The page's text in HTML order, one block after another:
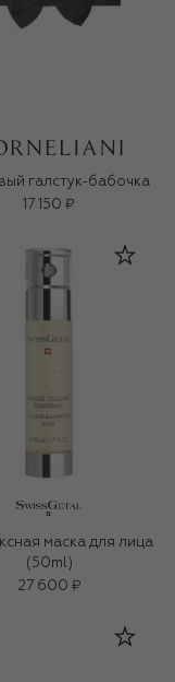
галстук-бабочка
17 150 ₽
маска для лица
(50ml)
27 600 ₽